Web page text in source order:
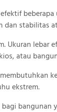
dan stabilitas
Ukuran lebar
atau
ekstrem.
bangunan